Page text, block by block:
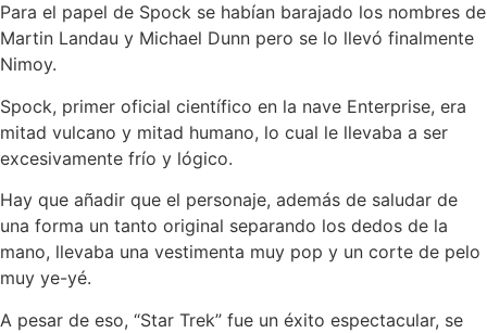
Para el papel de Spock se habían barajado los nombres de
Martin Landau y Michael Dunn pero se lo llevó finalmente
Nimoy.
Spock, primer oficial científico en la nave Enterprise, era
mitad vulcano y mitad humano, lo cual le llevaba a ser
excesivamente frío y lógico.
Hay que añadir que el personaje, además de saludar de
una forma un tanto original separando los dedos de la
mano, llevaba una vestimenta muy pop y un corte de pelo
muy ye-yé.
A pesar de eso, “Star Trek” fue un éxito espectacular, se